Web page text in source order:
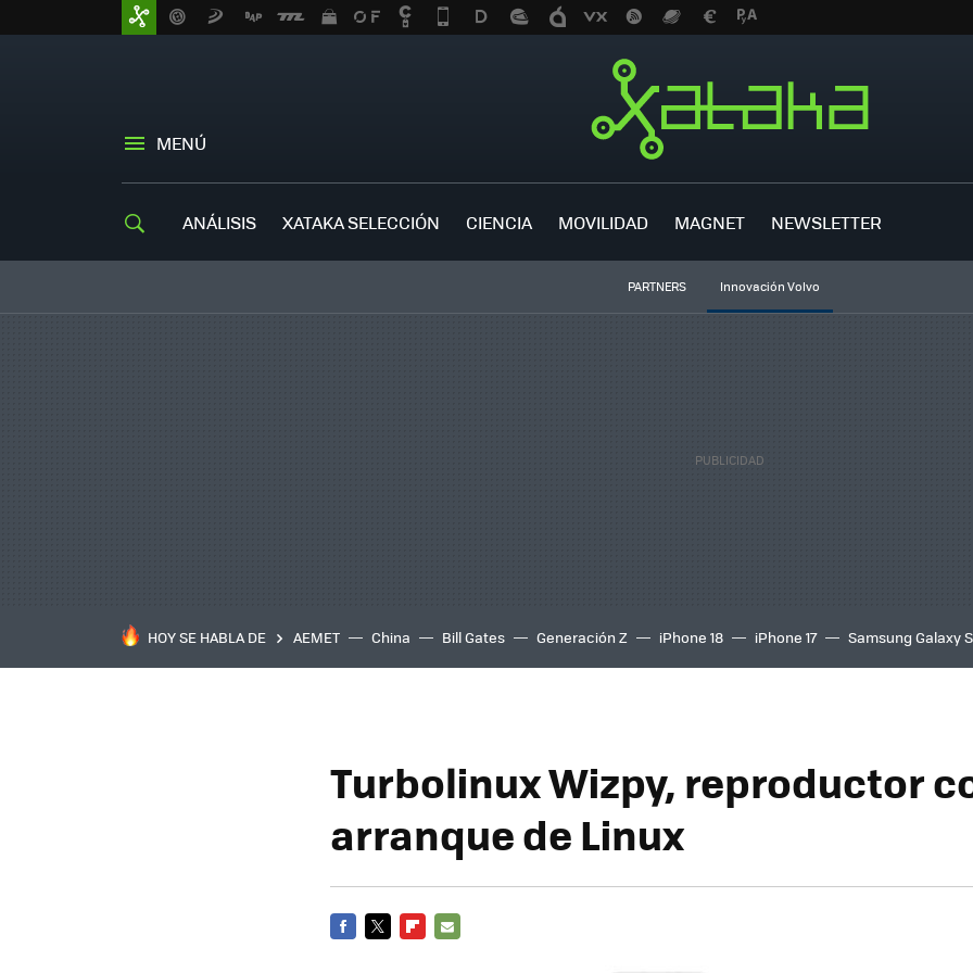
MENÚ
ANÁLISIS XATAKA SELECCIÓN CIENCIA MOVILIDAD MAGNET NEWSLETTER
PARTNERS Innovación Volvo
HOY SE HABLA DE AEMET China Bill Gates Generación Z iPhone 18 iPhone 17 Samsung Galaxy
Turbolinux Wizpy, reproductor
arranque de Linux